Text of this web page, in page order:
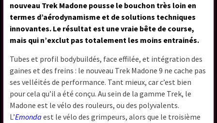
nouveau Trek Madone pousse le bouchon très loin en
termes d’aérodynamisme et de solutions techniques
innovantes. Le résultat est une vraie bête de course,
mais qui n’exclut pas totalement les moins entrainés.
Tubes et profil bodybuildés, face effilée, et intégration des
gaines et des freins : le nouveau Trek Madone 9 ne cache pas
ses velléités de performance. Tant mieux, car c’est bien
pour cela qu’il a été conçu. Au sein de la gamme Trek, le
Madone est le vélo des rouleurs, ou des polyvalents.
L’Emonda est le vélo des grimpeurs, alors que le troisième